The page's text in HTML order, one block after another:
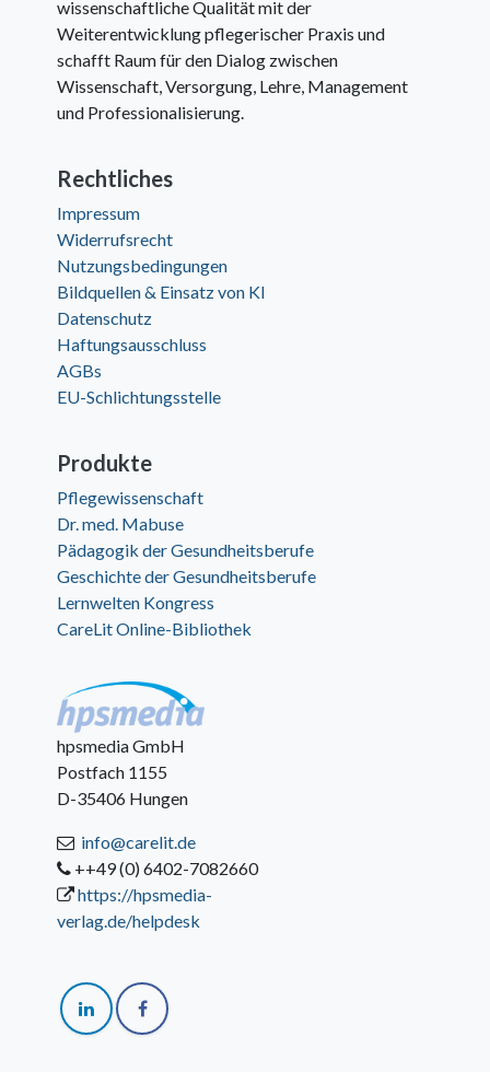
wissenschaftliche Qualität mit der
Weiterentwicklung pflegerischer Praxis und
schafft Raum für den Dialog zwischen
Wissenschaft, Versorgung, Lehre, Management
und Professionalisierung.
Rechtliches
Impressum
Widerrufsrecht
Nutzungsbedingungen
Bildquellen & Einsatz von KI
Datenschutz
Haftungsausschluss
AGBs
EU-Schlichtungsstelle
Produkte
Pflegewissenschaft
Dr. med. Mabuse
Pädagogik der Gesundheitsberufe
Geschichte der Gesundheitsberufe
Lernwelten Kongress
CareLit Online-Bibliothek
hpsmedia GmbH
Postfach 1155
D-35406 Hungen
info@carelit.de
++49 (0) 6402-7082660
https://hpsmedia-
verlag.de/helpdesk